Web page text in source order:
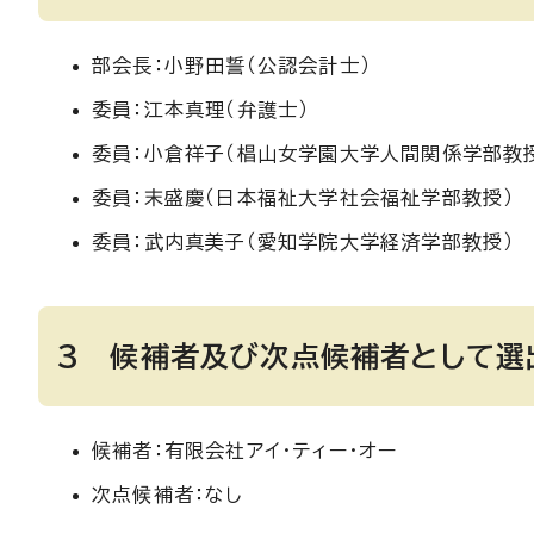
部会長：小野田誓（公認会計士）
委員：江本真理（弁護士）
委員：小倉祥子（椙山女学園大学人間関係学部教
委員：末盛慶（日本福祉大学社会福祉学部教授）
委員：武内真美子（愛知学院大学経済学部教授）
3 候補者及び次点候補者として選
候補者：有限会社アイ・ティー・オー
次点候補者：なし